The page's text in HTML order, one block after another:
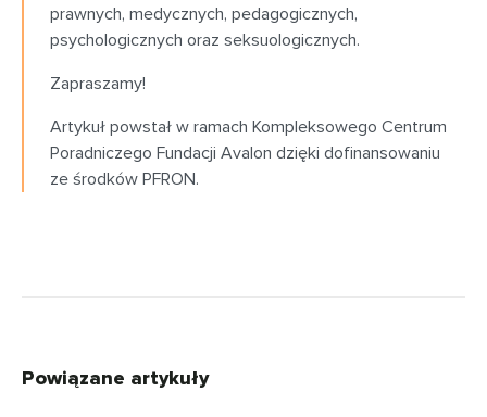
prawnych, medycznych, pedagogicznych,
psychologicznych oraz seksuologicznych.
Zapraszamy!
Artykuł powstał w ramach Kompleksowego Centrum
Poradniczego Fundacji Avalon dzięki dofinansowaniu
ze środków PFRON.
Powiązane artykuły